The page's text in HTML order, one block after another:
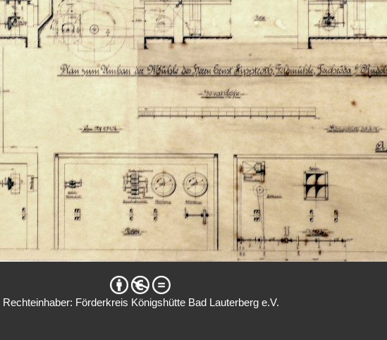
Rechteinhaber: Förderkreis Königshütte Bad Lauterberg e.V.